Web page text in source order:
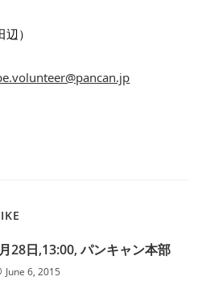
）
28日,13:00, パンキャン本部
June 6, 2015